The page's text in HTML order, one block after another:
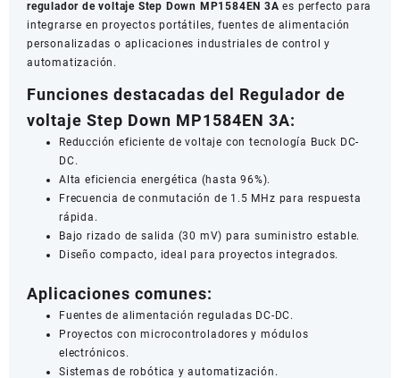
regulador de voltaje Step Down MP1584EN 3A es perfecto para
integrarse en proyectos portátiles, fuentes de alimentación
personalizadas o aplicaciones industriales de control y
automatización.
Funciones destacadas del Regulador de
voltaje Step Down MP1584EN 3A:
Reducción eficiente de voltaje con tecnología Buck DC-
DC.
Alta eficiencia energética (hasta 96%).
Frecuencia de conmutación de 1.5 MHz para respuesta
rápida.
Bajo rizado de salida (30 mV) para suministro estable.
Diseño compacto, ideal para proyectos integrados.
Aplicaciones comunes:
Fuentes de alimentación reguladas DC-DC.
Proyectos con microcontroladores y módulos
electrónicos.
Sistemas de robótica y automatización.